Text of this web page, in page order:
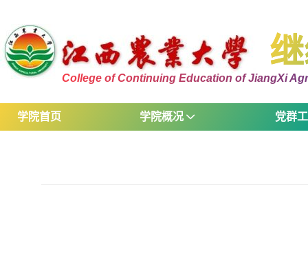
College of Continuing Education of JiangXi
学院首页 学院概况 党群